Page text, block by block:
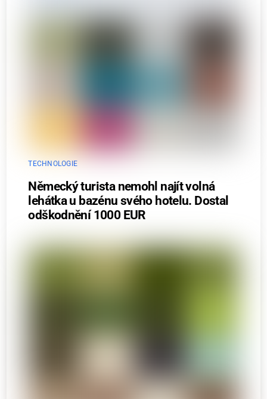
TECHNOLOGIE
Německý turista nemohl najít volná
lehátka u bazénu svého hotelu. Dostal
odškodnění 1000 EUR